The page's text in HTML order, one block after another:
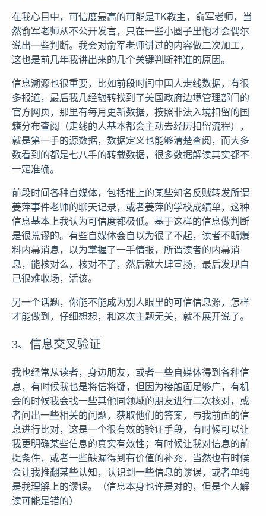
在我心目中，可信度最高的可能是TK教主，俞军老师，当
然俞军老师从不公开发言，只在一些小圈子里他才会偶尔
说出一些判断。我会对俞军老师讲过的内容做二次加工，
这也是前几年我讲出来的几个关键判断神准的原因。
信息溯源也很重要，比如前段时间中国人走线数据，有很
多报道，最后我几经辗转找到了美国政府边境管理部门的
官方网页，那里有每月更新数据，按照非法入境扣留的国
籍分布查阅（走线的人基本都会主动去经历扣留流程），
就是第一手的源数据，数据定义也能够清楚查阅，而大多
数看到的都是七八手的转载数据，很多数据解读其实都不
一定准确。
前段时间各种自媒体，包括推上的某些知名反贼转发所谓
姜萍事件老师的聊天记录，或者姜萍的学校成绩单，这种
信息基本上我认为可信度都极低。基于这样的信息做判断
是很荒谬的。有些自媒体会自以为很了不起，读者不断爆
料内幕消息，以为掌握了一手情报，所谓读者的内幕消
息，能核对么，核对不了，然后就大肆宣扬，最后发现自
己很难收场，活该。
另一个话题，你能不能成为别人眼里的可信信息源，怎样
才能做到，仔细想想，和这次主题无关，就不展开说了。
3、信息交叉验证
我也经常从读者，身边朋友，或者一些自媒体得到各种信
息，有时候我也是将信将疑，但因为接触面足够广，有机
会的时候我会找一些其他同领域的朋友进行二次核对，或
者问出一些相关的问题，获取他们的答案，与我前面的信
息进行比对，这是一个很有效的验证手段，有时候可以让
我更明确某些信息的真实有效性；有时候让我对信息的前
提条件，或者一些缺漏得到有价值的补充，当然也有时候
会让我推翻某些认知，认识到一些信息的谬误，或者单纯
是我理解上的谬误。（信息本身也许是对的，但是个人解
读可能是错的）